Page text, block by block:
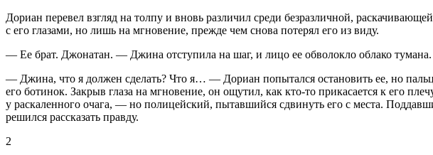
Дориан перевел взгляд на толпу и вновь различил среди безразличной,
с его глазами, но лишь на мгновение, прежде чем снова потерял его из виду.
— Ее брат. Джонатан. — Джина отступила на шаг, и лицо ее обволокло облако тумана.
— Джина, что я должен сделать? Что я… — Дориан попытался остановить ее, но
его ботинок. Закрыв глаза на мгновение, он ощутил, как кто-то прикасается к его
у раскаленного очага, — но полицейский, пытавшийся сдвинуть его с места.
решился рассказать правду.
2